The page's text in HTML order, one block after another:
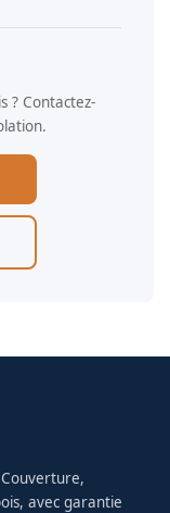
? Contactez-
avec garantie